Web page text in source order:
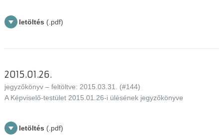
letöltés (.pdf)
2015.01.26.
jegyzőkönyv – feltöltve: 2015.03.31. (#144)
A Képviselő-testület 2015.01.26-i ülésének jegyzőkönyve
letöltés (.pdf)